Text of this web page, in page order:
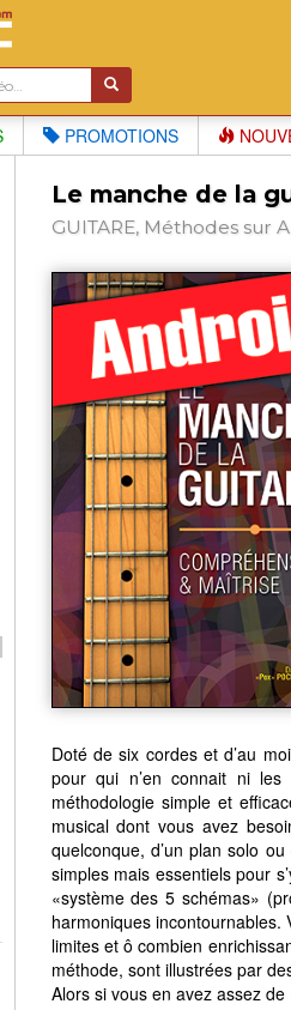
PROMOTIONS
Le manche de la
GUITARE, Méthodes sur
Doté de six cordes et d’au
pour qui n’en connait ni les
méthodologie simple et
musical dont vous avez
quelconque, d’un plan solo
simples mais essentiels pour
«système des 5 schémas»
harmoniques
limites et ô combien
méthode, sont illustrées par
Alors si vous en avez assez